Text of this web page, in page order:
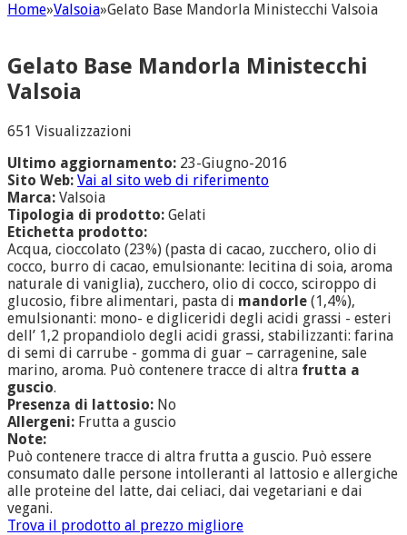
Home»Valsoia»Gelato Base Mandorla Ministecchi Valsoia
Gelato Base Mandorla Ministecchi
Valsoia
651 Visualizzazioni
Ultimo aggiornamento: 23-Giugno-2016
Sito Web: Vai al sito web di riferimento
Marca: Valsoia
Tipologia di prodotto: Gelati
Etichetta prodotto:
Acqua, cioccolato (23%) (pasta di cacao, zucchero, olio di
cocco, burro di cacao, emulsionante: lecitina di soia, aroma
naturale di vaniglia), zucchero, olio di cocco, sciroppo di
glucosio, fibre alimentari, pasta di mandorle (1,4%),
emulsionanti: mono- e digliceridi degli acidi grassi - esteri
dell’ 1,2 propandiolo degli acidi grassi, stabilizzanti: farina
di semi di carrube - gomma di guar – carragenine, sale
marino, aroma. Può contenere tracce di altra frutta a
guscio.
Presenza di lattosio: No
Allergeni: Frutta a guscio
Note:
Può contenere tracce di altra frutta a guscio. Può essere
consumato dalle persone intolleranti al lattosio e allergiche
alle proteine del latte, dai celiaci, dai vegetariani e dai
vegani.
Trova il prodotto al prezzo migliore